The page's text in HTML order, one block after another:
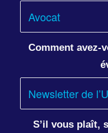
Comment avez-
S’il vous plaît,